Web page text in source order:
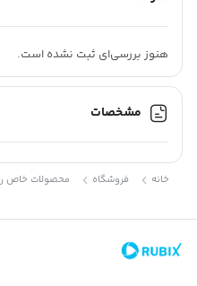
مشخصات نمایشگر
رنگ
هنوز بررسی‌ای ثبت نشده است.
مشخصات
خانه فروشگاه محصولات خاص